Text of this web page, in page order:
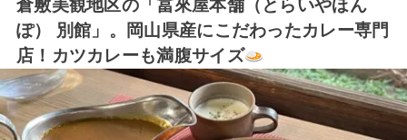
倉敷美観地区の「冨來屋本舗（とらいやほん
ぽ） 別館」。岡山県産にこだわったカレー専門
店！カツカレーも満腹サイズ